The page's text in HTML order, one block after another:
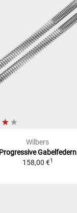
Wilbers
Gabelfedern
158,00 €1